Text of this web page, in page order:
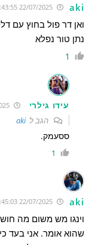
aki
ואן דר פול בחוץ עם
נתן טור נפלא
1
עידו גילרי 22/07/2025 10:05:31
הגב לaki
ססעמק.
1
aki
וינגו מש משום מה
שהוא אומר. אני בעד